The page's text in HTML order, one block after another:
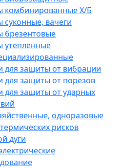
комбинированные Х/Б
суконные, вачеги
брезентовые
утепленные
для защиты от вибрации
для защиты от порезов
для защиты от ударных
одноразовые
рисков
дуги